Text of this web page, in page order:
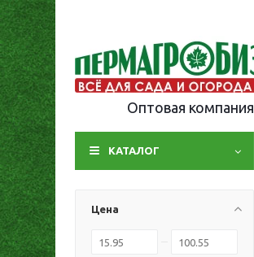
Оптовая компания
КАТАЛОГ
Цена